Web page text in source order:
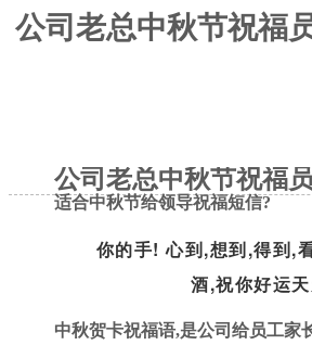
公司老总中秋节祝福
公司老总中秋节祝福
适合中秋节给领导祝福短信?
你的手! 心到,想到,得到,
酒,祝你好运
中秋贺卡祝福语,是公司给员工家